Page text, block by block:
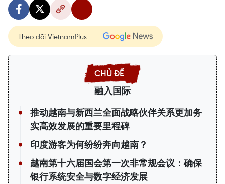
Theo dõi VietnamPlus
融入国际
推动越南与新西兰全面战略伙伴关系更加务
实高效发展的重要里程碑
印度游客为何纷纷奔向越南？
越南第十六届国会第一次非常规会议：确保
银行系统安全与数字经济发展